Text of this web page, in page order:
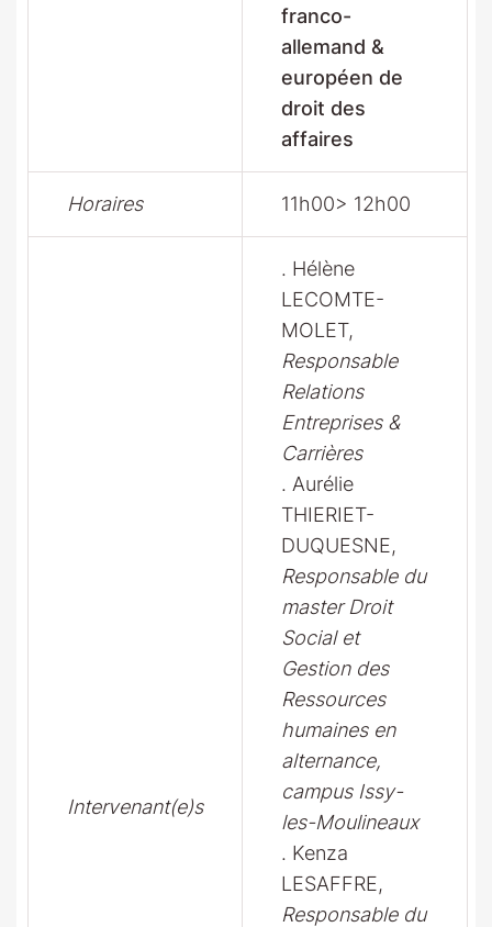
franco-
allemand &
européen de
droit des
affaires
Horaires 11h00> 12h00
Intervenant(e)s
. Hélène
LECOMTE-
MOLET,
Responsable
Relations
Entreprises &
Carrières
. Aurélie
THIERIET-
DUQUESNE,
Responsable du
master Droit
Social et
Gestion des
Ressources
humaines en
alternance,
campus Issy-
les-Moulineaux
. Kenza
LESAFFRE,
Responsable du